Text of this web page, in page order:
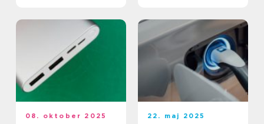
08. oktober 2025 22. maj 2025